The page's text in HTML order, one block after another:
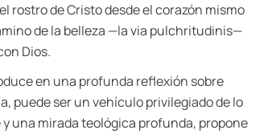
rostro de Cristo desde el corazón mismo
de la belleza —la via pulchritudinis—
Dios.
en una profunda reflexión sobre
puede ser un vehículo privilegiado de lo
una mirada teológica profunda, propone